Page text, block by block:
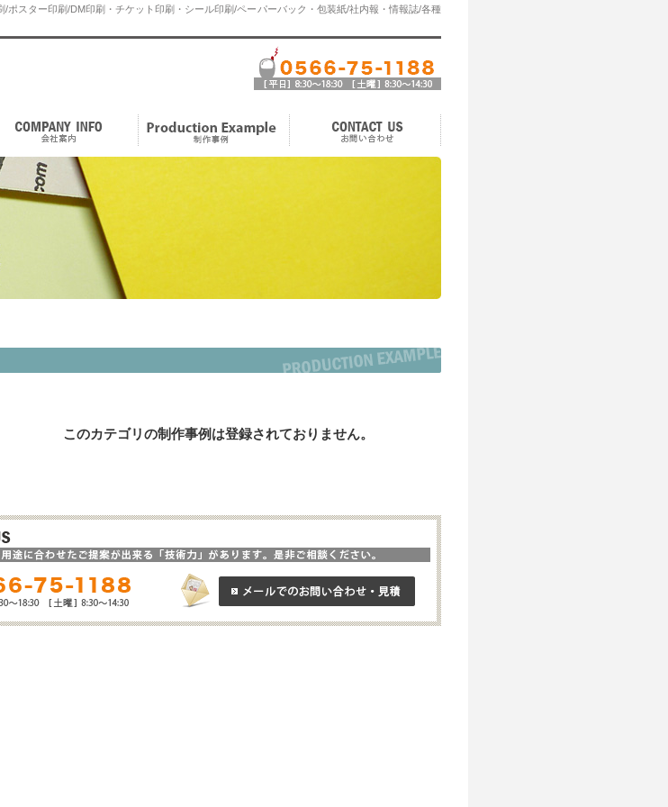
スター印刷/DM印刷・チケット印刷・シール印刷/ペーパーバック・包装紙/社内報・情報誌/各種
リの制作事例は登録されておりません。